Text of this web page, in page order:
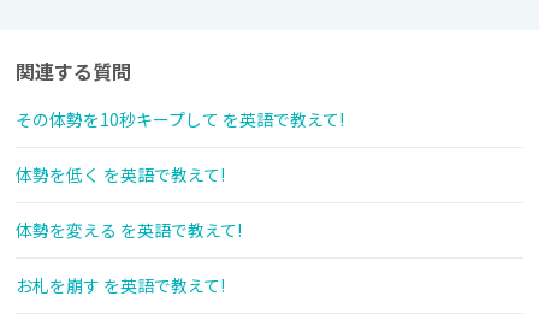
関連する質問
その体勢を10秒キープして を英語で教えて!
体勢を低く を英語で教えて!
体勢を変える を英語で教えて!
お札を崩す を英語で教えて!